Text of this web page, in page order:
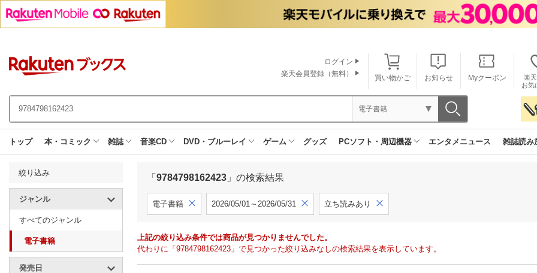
買い物かご お知らせ Myクーポン
楽
お気
ログイン
楽天会員登録（無料）
電子書籍
トップ 本・コミック 雑誌 音楽CD DVD・ブルーレイ ゲーム グッズ PCソフト・周辺機器 エンタメニュース 雑誌読み
絞り込み
ジャンル
すべてのジャンル
電子書籍
発売日
「 9784798162423 」の検索結果
電子書籍 2026/05/01～2026/05/31 立ち読みあり
上記の絞り込み条件では商品が見つかりませんでした。
代わりに「9784798162423」で見つかった絞り込みなしの検索結果を表示しています。